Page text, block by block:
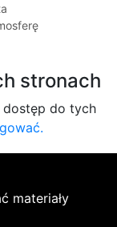
stronach
dostęp do tych
materiały